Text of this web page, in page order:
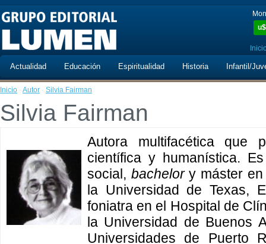
u$
Actualidad Educación Espiritualidad Historia Infantil/
Inicio · Autor · Silvia Fairman
Silvia Fairman
Autora multifacética que
científica y humanística.
social, bachelory máster en
la Universidad de Texas,
foniatra en el Hospital de
la Universidad de Buenos
Universidades de Puerto